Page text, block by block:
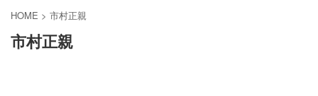
HOME > 市村正親
市村正親